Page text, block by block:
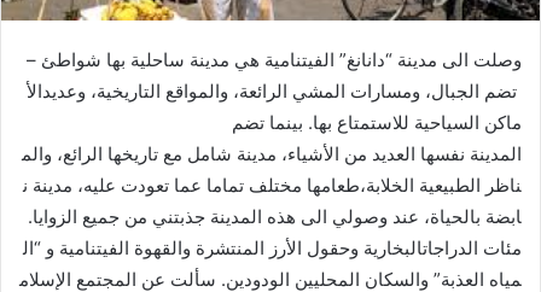
وصلت الى مدينة “دانانغ” الفيتنامية هي مدينة ساحلية بها شواطئ –
تضم الجبال، ومسارات المشي الرائعة، والمواقع التاريخية، وعديدالأ
ماكن السياحية للاستمتاع بها. بينما تضم ​​
المدينة نفسها العديد من الأشياء، مدينة شامل مع تاريخها الرائع، والم
ناظر الطبيعية الخلابة،طعامها مختلف تماما عما تعودت عليه، مدينة ن
ابضة بالحياة، عند وصولي الى هذه المدينة جذبتني من جميع الزوايا.
مئات الدراجاتالبخارية وحقول الأرز المنتشرة والقهوة الفيتنامية و “ال
مياه العذبة” والسكان المحليين الودودين. سألت عن المجتمع الإسلام